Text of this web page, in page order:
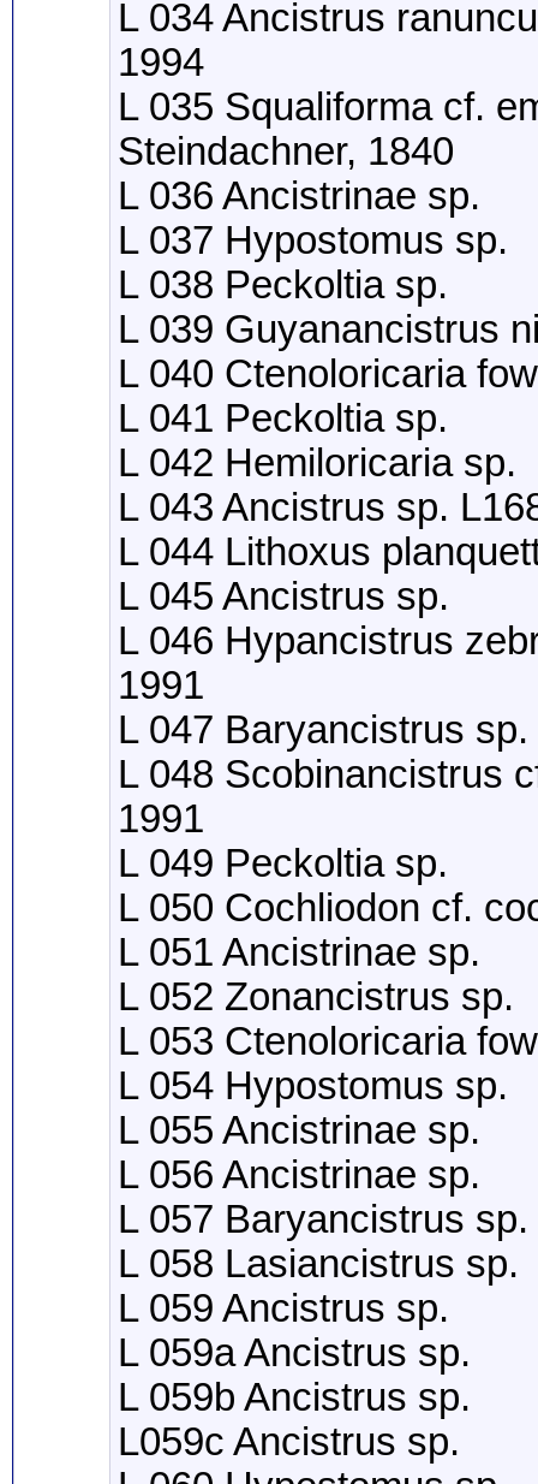
L 034 Ancistrus
1994
L 035 Squaliforma cf.
Steindachner, 1840
L 036 Ancistrinae sp.
L 037 Hypostomus sp.
L 038 Peckoltia sp.
L 039 Guyanancistrus
L 040 Ctenoloricaria
L 041 Peckoltia sp.
L 042 Hemiloricaria sp.
L 043 Ancistrus sp.
L 044 Lithoxus
L 045 Ancistrus sp.
L 046 Hypancistrus
1991
L 047 Baryancistrus sp.
L 048 Scobinancistrus
1991
L 049 Peckoltia sp.
L 050 Cochliodon cf.
L 051 Ancistrinae sp.
L 052 Zonancistrus sp.
L 053 Ctenoloricaria
L 054 Hypostomus sp.
L 055 Ancistrinae sp.
L 056 Ancistrinae sp.
L 057 Baryancistrus sp.
L 058 Lasiancistrus sp.
L 059 Ancistrus sp.
L 059a Ancistrus sp.
L 059b Ancistrus sp.
L059c Ancistrus sp.